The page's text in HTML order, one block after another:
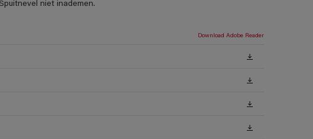
niet inademen.
Download Adobe Reader